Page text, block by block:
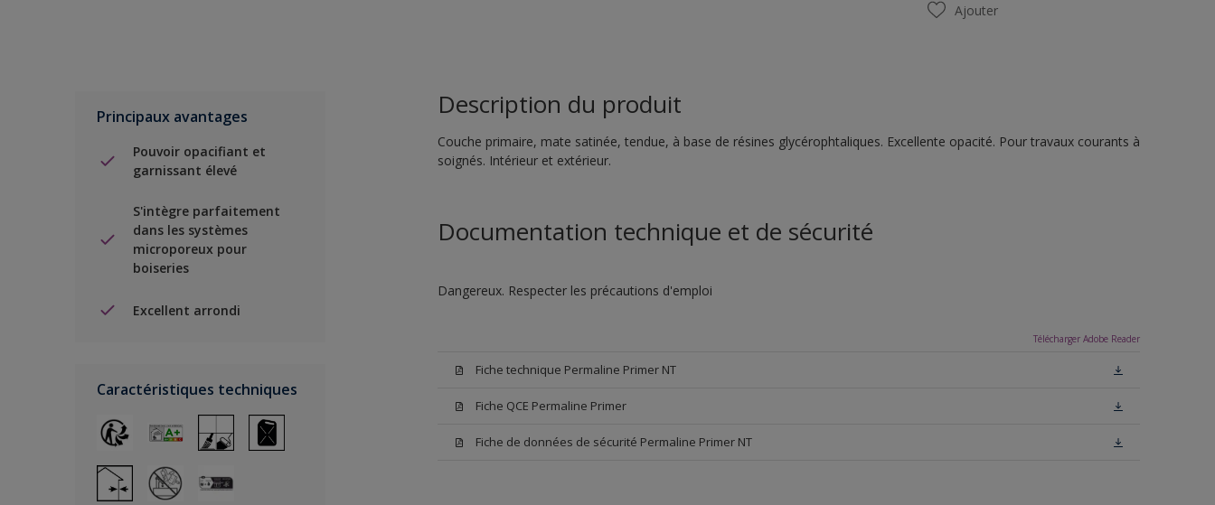
Ajouter
Principaux avantages
Pouvoir opacifiant et
garnissant élevé
S'intègre parfaitement
dans les systèmes
microporeux pour
boiseries
Excellent arrondi
Caractéristiques techniques
Description du produit
Couche primaire, mate satinée, tendue, à base de résines glycérophtaliques. Excellente opacité. Pour travaux courants à
soignés. Intérieur et extérieur.
Documentation technique et de sécurité
Dangereux. Respecter les précautions d'emploi
Télécharger Adobe Reader
Fiche technique Permaline Primer NT
Fiche QCE Permaline Primer
Fiche de données de sécurité Permaline Primer NT